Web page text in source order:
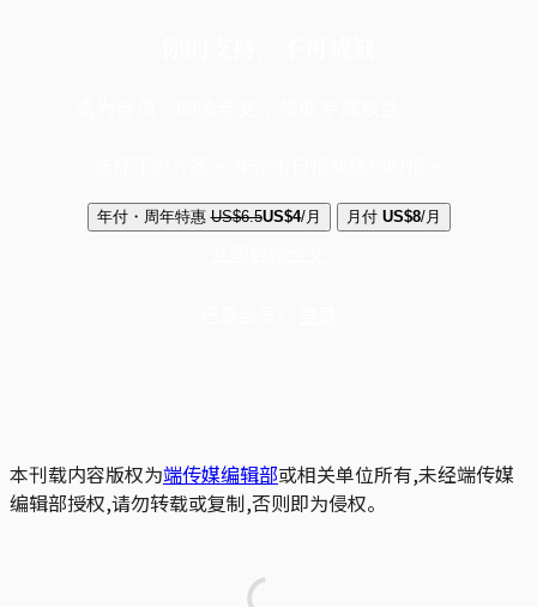
年付・周年特惠 US$6.5US$4/月 月付 US$8/月
本刊载内容版权为端传媒编辑部或相关单位所有,未经端传媒
编辑部授权,请勿转载或复制,否则即为侵权。